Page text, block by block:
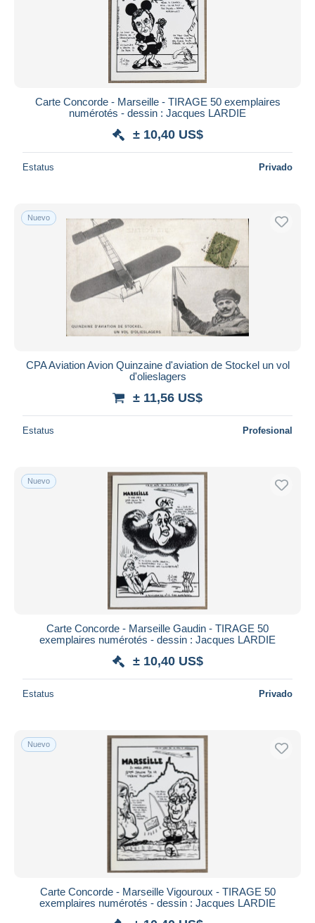
Carte Concorde - Marseille - TIRAGE 50 exemplaires
numérotés - dessin : Jacques LARDIE
± 10,40 US$
Estatus Privado
Nuevo
CPA Aviation Avion Quinzaine d'aviation de Stockel un vol
d'olieslagers
± 11,56 US$
Estatus Profesional
Nuevo
Carte Concorde - Marseille Gaudin - TIRAGE 50
exemplaires numérotés - dessin : Jacques LARDIE
± 10,40 US$
Estatus Privado
Nuevo
Carte Concorde - Marseille Vigouroux - TIRAGE 50
exemplaires numérotés - dessin : Jacques LARDIE